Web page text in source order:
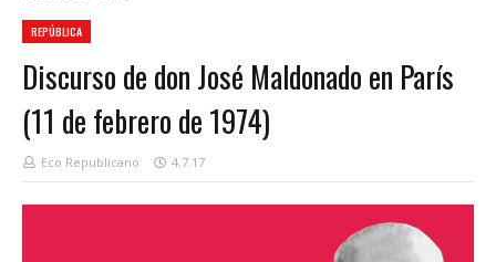
REPÚBLICA
Discurso de don José Maldonado en París
(11 de febrero de 1974)
Eco Republicano 4.7.17